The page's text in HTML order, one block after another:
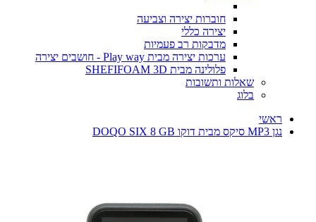
חוברות יצירה וצביעה
יצירה כללי
מדבקות רב פעמיות
ערכות יצירה מבית Play way - חושבים יצירה
פלולינה מבית SHEFIFOAM 3D
שאלות ותשובות
בלוג
ראשי
נגן MP3 סיקס מבית דוקו DOQO SIX 8 GB